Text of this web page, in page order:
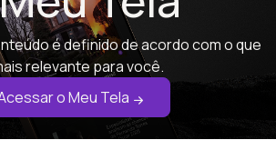
é definido de acordo com o que
relevante para você.
o Meu Tela